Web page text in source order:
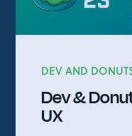
DEV AND
Dev &
UX